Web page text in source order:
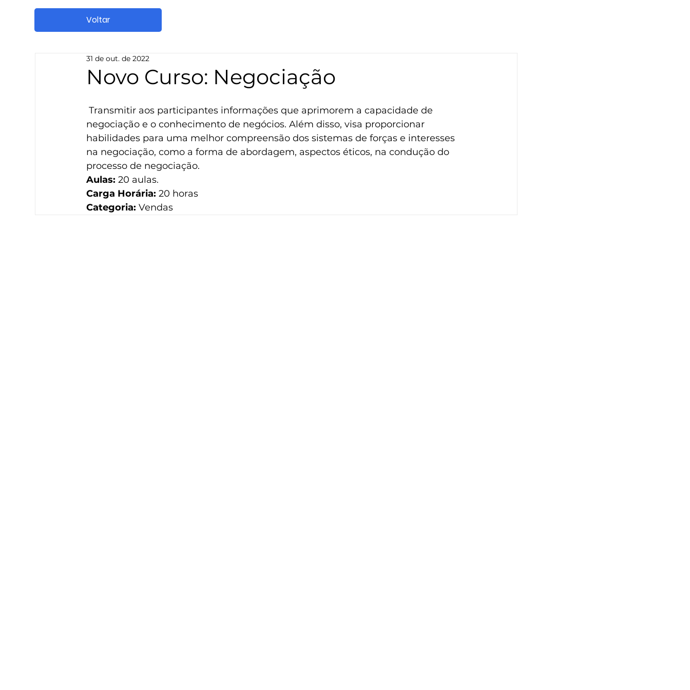
Voltar
Novo Curso: Negociação
31 de out. de 2022
negociação e o conhecimento de negócios. Além disso, visa proporcionar
habilidades para uma melhor compreensão dos sistemas de forças e interesses
na negociação, como a forma de abordagem, aspectos éticos, na condução do
processo de negociação.
Aulas: 20 aulas.
Carga Horária: 20 horas
Categoria: Vendas